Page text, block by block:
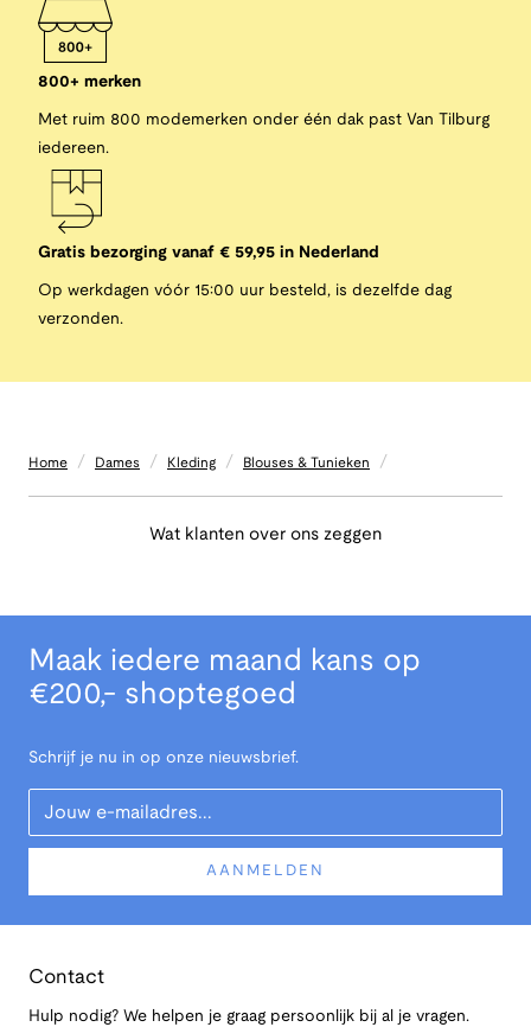
800+ merken
Met ruim 800 modemerken onder één dak past Van Tilburg
iedereen.
Gratis bezorging vanaf € 59,95 in Nederland
Op werkdagen vóór 15:00 uur besteld, is dezelfde dag
verzonden.
Home / Dames / Kleding / Blouses & Tunieken /
Wat klanten over ons zeggen
Maak iedere maand kans op
€200,- shoptegoed
Schrijf je nu in op onze nieuwsbrief.
Your Email
AANMELDEN
Contact
Hulp nodig? We helpen je graag persoonlijk bij al je vragen.